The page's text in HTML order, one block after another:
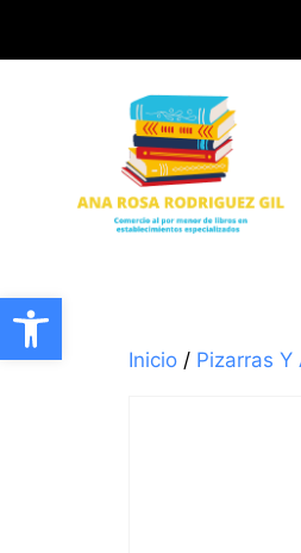
Abrir barra de
Inicio/ Pizarras Y